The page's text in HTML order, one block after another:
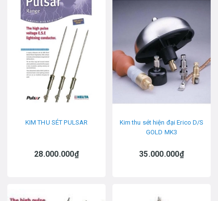
KIM THU SÉT PULSAR
28.000.000₫
Kim thu sét hiện đại Erico D/S
GOLD MK3
35.000.000₫